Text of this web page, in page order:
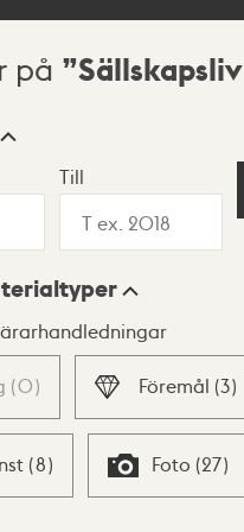
på Sällskapsliv
Karta
Till
(0) Föremål (3)
(8) Foto (27)